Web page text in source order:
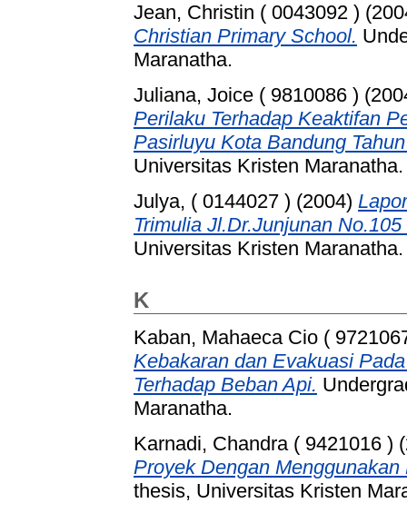
Jean, Christin ( 0043092 )
Christian Primary School.
Maranatha.
Juliana, Joice ( 9810086 )
Perilaku Terhadap Keaktifan
Pasirluyu Kota Bandung
Universitas Kristen Maranatha.
Julya, ( 0144027 ) (2004)
Trimulia Jl.Dr.Junjunan
Universitas Kristen Maranatha.
K
Kaban, Mahaeca Cio (
Kebakaran dan Evakuasi
Terhadap Beban Api.
Maranatha.
Karnadi, Chandra ( 9421016 )
Proyek Dengan
thesis, Universitas Kristen